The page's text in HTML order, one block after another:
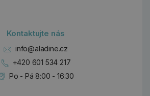
Kontaktujte nás
info@aladine.cz
+420 601 534 217
Po - Pá 8:00 - 16:30